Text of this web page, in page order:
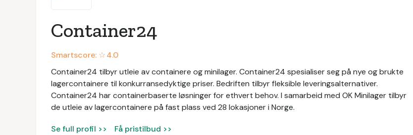
Container24
Smartscore: ☆4.0
Container24 tilbyr utleie av containere og minilager. Container24 spesialiser seg på nye og brukte
lagercontainere til konkurransedyktige priser. Bedriften tilbyr fleksible leveringsalternativer.
Container24 har containerbaserte løsninger for ethvert behov. I samarbeid med OK Minilager tilbyr
de utleie av lagercontainere på fast plass ved 28 lokasjoner i Norge.
Se full profil >> Få pristilbud >>